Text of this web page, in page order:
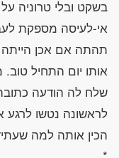
אי-לעיסה מספקת
תהתה אם אכן הייתה
אותו יום התחיל טוב.
שלח לה הודעה
לראשונה נטשו